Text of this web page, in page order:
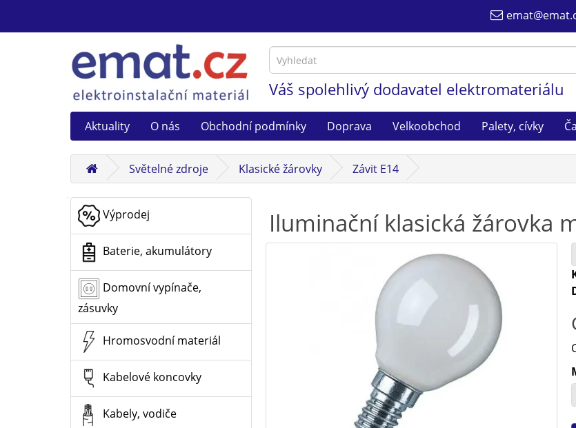
Váš spolehlivý dodavatel elektromateriálu
Aktuality O nás Obchodní podmínky Doprava Velkoobchod Palety, cívky
Světelné zdroje Klasické žárovky Závit E14
Výprodej
Baterie, akumulátory
Domovní vypínače,
zásuvky
Hromosvodní materiál
Kabelové koncovky
Kabely, vodiče
Iluminační klasická žárovka